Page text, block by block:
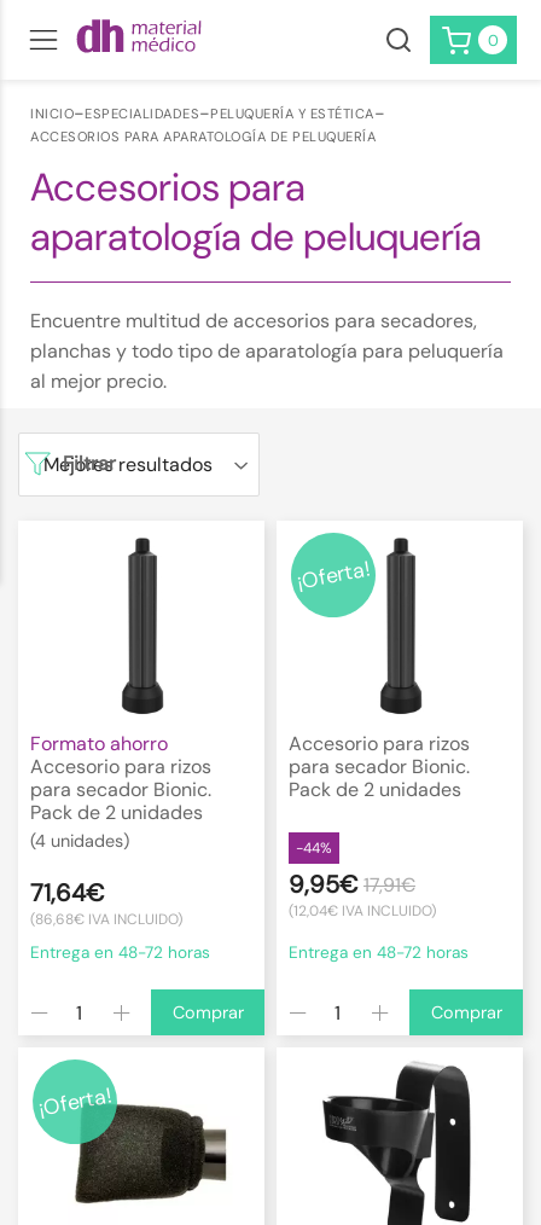
0
INICIO-ESPECIALIDADES-PELUQUERÍA Y ESTÉTICA-
ACCESORIOS PARA APARATOLOGÍA DE PELUQUERÍA
Accesorios para
aparatología de peluquería
Encuentre multitud de accesorios para secadores,
planchas y todo tipo de aparatología para peluquería
al mejor precio.
Filtrar
Formato ahorro
Accesorio para rizos
para secador Bionic.
Pack de 2 unidades
(4 unidades)
71,64€
(86,68€ IVA INCLUIDO)
Entrega en 48-72 horas
Comprar
¡Oferta!
Accesorio para rizos
para secador Bionic.
Pack de 2 unidades
-44%
9,95€17,91€
(12,04€ IVA INCLUIDO)
Entrega en 48-72 horas
Comprar
¡Oferta!